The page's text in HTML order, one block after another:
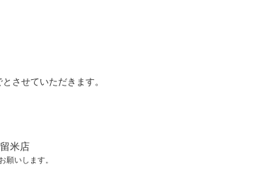
させていただきます。
米店
願いします。